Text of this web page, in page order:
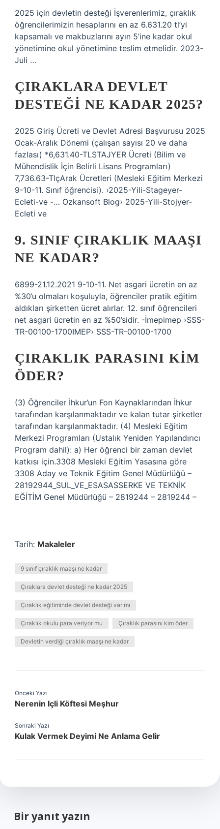
2025 için devletin desteği İşverenlerimiz, çıraklık
öğrencilerimizin hesaplarını en az 6.631.20 tl’yi
kapsamalı ve makbuzlarını ayın 5’ine kadar okul
yönetimine okul yönetimine teslim etmelidir. 2023-
Juli …
ÇIRAKLARA DEVLET
DESTEĞI NE KADAR 2025?
2025 Giriş Ücreti ve Devlet Adresi Başvurusu 2025
Ocak-Aralık Dönemi (çalışan sayısı 20 ve daha
fazlası) *6,631.40-TLSTAJYER Ücreti (Bilim ve
Mühendislik İçin Belirli Lisans Programları)
7,736.63-TlçArak Ücretleri (Mesleki Eğitim Merkezi
9-10-11. Sınıf öğrencisi). ›2025-Yili-Stageyer-
Ecleti-ve -… Ozkansoft Blog› 2025-Yili-Stojyer-
Ecleti ve
9. SINIF ÇIRAKLIK MAAŞI
NE KADAR?
6899-21.12.2021 9-10-11. Net asgari ücretin en az
%30’u olmaları koşuluyla, öğrenciler pratik eğitim
aldıkları şirketten ücret alırlar. 12. sınıf öğrencileri
net asgari ücretin en az %50’sidir. -İmepimep ›SSS-
TR-00100-1700IMEP› SSS-TR-00100-1700
ÇIRAKLIK PARASINI KIM
ÖDER?
(3) Öğrenciler İhkur’un Fon Kaynaklarından İhkur
tarafından karşılanmaktadır ve kalan tutar şirketler
tarafından karşılanmaktadır. (4) Mesleki Eğitim
Merkezi Programları (Ustalık Yeniden Yapılandırıcı
Program dahil): a) Her öğrenci bir zaman devlet
katkısı için.3308 Mesleki Eğitim Yasasına göre
3308 Aday ve Teknik Eğitim Genel Müdürlüğü –
28192944_SUL_VE_ESASASSERKE VE TEKNİK
EĞİTİM Genel Müdürlüğü – 2819244 – 2819244 –
Tarih: Makaleler
9 sınıf çıraklık maaşı ne kadar
Çıraklara devlet desteği ne kadar 2025
Çıraklık eğitiminde devlet desteği var mı
Çıraklık okulu para veriyor mu Çıraklık parasını kim öder
Devletin verdiği çıraklık maaşı ne kadar
Önceki Yazı
Nerenin Içli Köftesi Meşhur
Sonraki Yazı
Kulak Vermek Deyimi Ne Anlama Gelir
Bir yanıt yazın